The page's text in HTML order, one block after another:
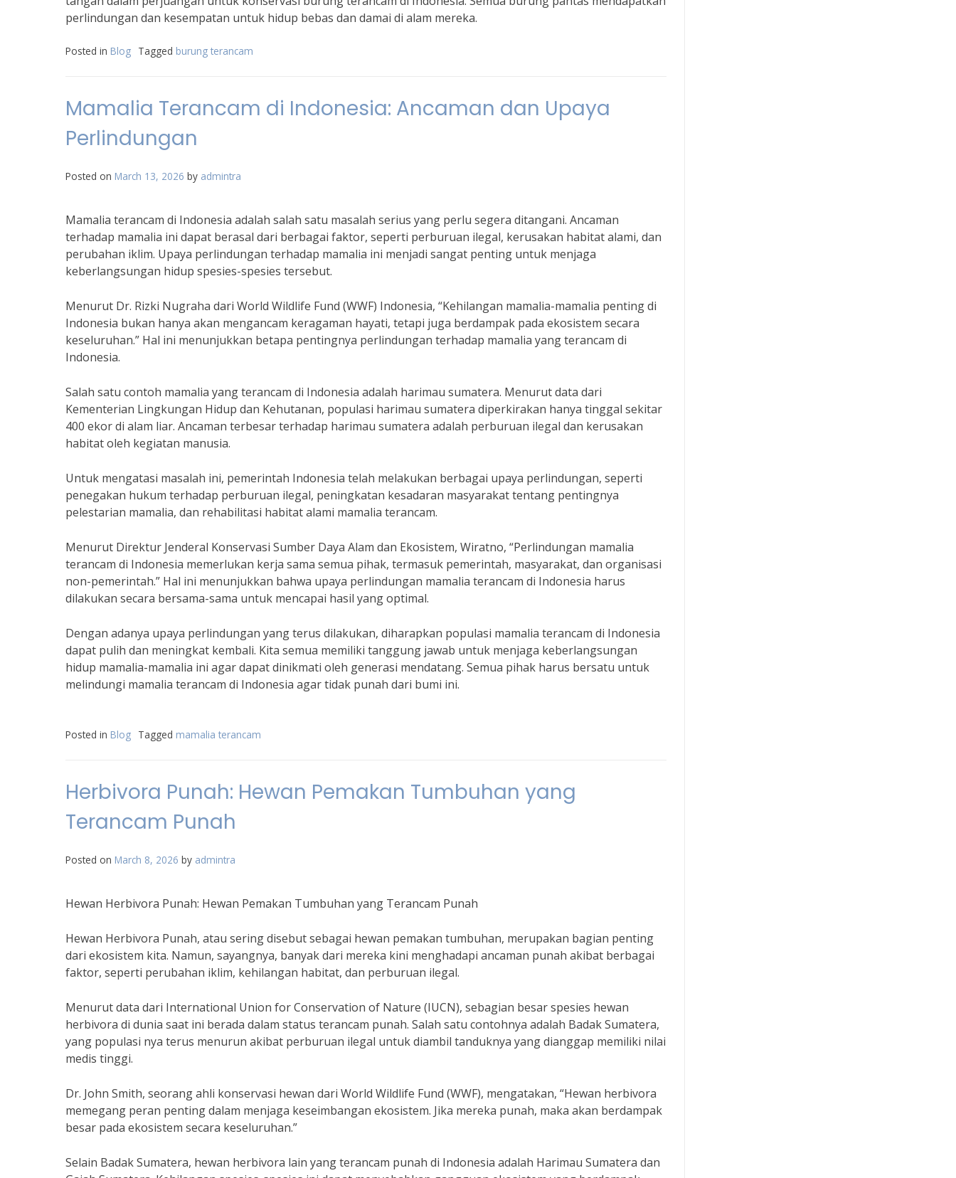
perlindungan dan kesempatan untuk hidup bebas dan damai di alam mereka.
Posted in Blog Tagged burung terancam
Mamalia Terancam di Indonesia: Ancaman dan Upaya
Perlindungan
Posted on March 13, 2026 by admintra
Mamalia terancam di Indonesia adalah salah satu masalah serius yang perlu segera ditangani. Ancaman
terhadap mamalia ini dapat berasal dari berbagai faktor, seperti perburuan ilegal, kerusakan habitat alami, dan
perubahan iklim. Upaya perlindungan terhadap mamalia ini menjadi sangat penting untuk menjaga
keberlangsungan hidup spesies-spesies tersebut.
Menurut Dr. Rizki Nugraha dari World Wildlife Fund (WWF) Indonesia, “Kehilangan mamalia-mamalia penting di
Indonesia bukan hanya akan mengancam keragaman hayati, tetapi juga berdampak pada ekosistem secara
keseluruhan.” Hal ini menunjukkan betapa pentingnya perlindungan terhadap mamalia yang terancam di
Indonesia.
Salah satu contoh mamalia yang terancam di Indonesia adalah harimau sumatera. Menurut data dari
Kementerian Lingkungan Hidup dan Kehutanan, populasi harimau sumatera diperkirakan hanya tinggal sekitar
400 ekor di alam liar. Ancaman terbesar terhadap harimau sumatera adalah perburuan ilegal dan kerusakan
habitat oleh kegiatan manusia.
Untuk mengatasi masalah ini, pemerintah Indonesia telah melakukan berbagai upaya perlindungan, seperti
penegakan hukum terhadap perburuan ilegal, peningkatan kesadaran masyarakat tentang pentingnya
pelestarian mamalia, dan rehabilitasi habitat alami mamalia terancam.
Menurut Direktur Jenderal Konservasi Sumber Daya Alam dan Ekosistem, Wiratno, “Perlindungan mamalia
terancam di Indonesia memerlukan kerja sama semua pihak, termasuk pemerintah, masyarakat, dan organisasi
non-pemerintah.” Hal ini menunjukkan bahwa upaya perlindungan mamalia terancam di Indonesia harus
dilakukan secara bersama-sama untuk mencapai hasil yang optimal.
Dengan adanya upaya perlindungan yang terus dilakukan, diharapkan populasi mamalia terancam di Indonesia
dapat pulih dan meningkat kembali. Kita semua memiliki tanggung jawab untuk menjaga keberlangsungan
hidup mamalia-mamalia ini agar dapat dinikmati oleh generasi mendatang. Semua pihak harus bersatu untuk
melindungi mamalia terancam di Indonesia agar tidak punah dari bumi ini.
Posted in Blog Tagged mamalia terancam
Herbivora Punah: Hewan Pemakan Tumbuhan yang
Terancam Punah
Posted on March 8, 2026 by admintra
Hewan Herbivora Punah: Hewan Pemakan Tumbuhan yang Terancam Punah
Hewan Herbivora Punah, atau sering disebut sebagai hewan pemakan tumbuhan, merupakan bagian penting
dari ekosistem kita. Namun, sayangnya, banyak dari mereka kini menghadapi ancaman punah akibat berbagai
faktor, seperti perubahan iklim, kehilangan habitat, dan perburuan ilegal.
Menurut data dari International Union for Conservation of Nature (IUCN), sebagian besar spesies hewan
herbivora di dunia saat ini berada dalam status terancam punah. Salah satu contohnya adalah Badak Sumatera,
yang populasi nya terus menurun akibat perburuan ilegal untuk diambil tanduknya yang dianggap memiliki nilai
medis tinggi.
Dr. John Smith, seorang ahli konservasi hewan dari World Wildlife Fund (WWF), mengatakan, “Hewan herbivora
memegang peran penting dalam menjaga keseimbangan ekosistem. Jika mereka punah, maka akan berdampak
besar pada ekosistem secara keseluruhan.”
Selain Badak Sumatera, hewan herbivora lain yang terancam punah di Indonesia adalah Harimau Sumatera dan